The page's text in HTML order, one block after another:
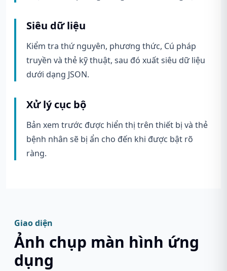
Siêu dữ liệu
Kiểm tra thứ nguyên, phương thức, Cú pháp
truyền và thẻ kỹ thuật, sau đó xuất siêu dữ liệu
dưới dạng JSON.
Xử lý cục bộ
Bản xem trước được hiển thị trên thiết bị và thẻ
bệnh nhân sẽ bị ẩn cho đến khi được bật rõ
ràng.
Giao diện
Ảnh chụp màn hình ứng
dụng